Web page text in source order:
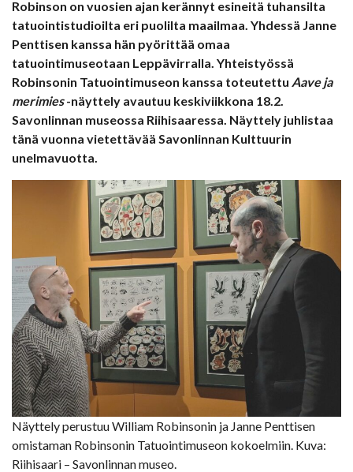
Robinson on vuosien ajan kerännyt esineitä tuhansilta
tatuointistudioilta eri puolilta maailmaa. Yhdessä Janne
Penttisen kanssa hän pyörittää omaa
tatuointimuseotaan Leppävirralla. Yhteistyössä
Robinsonin Tatuointimuseon kanssa toteutettu Aave ja
merimies-näyttely avautuu keskiviikkona 18.2.
Savonlinnan museossa Riihisaaressa. Näyttely juhlistaa
tänä vuonna vietettävää Savonlinnan Kulttuurin
unelmavuotta.
Näyttely perustuu William Robinsonin ja Janne Penttisen
omistaman Robinsonin Tatuointimuseon kokoelmiin. Kuva:
Riihisaari – Savonlinnan museo.